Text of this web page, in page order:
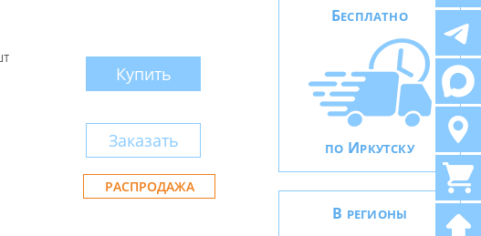
Купить
Заказать
РАСПРОДАЖА
БЕСПЛАТНО
ПО ИРКУТСКУ
В РЕГИОНЫ